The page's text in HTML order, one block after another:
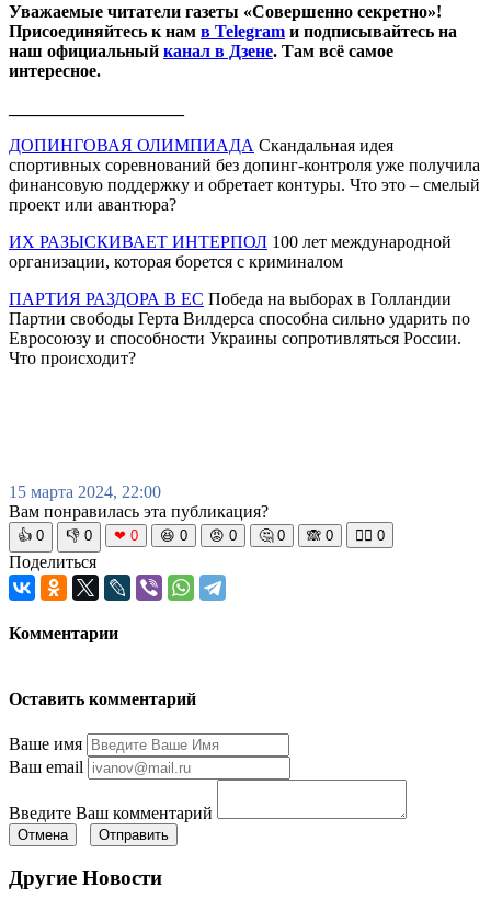
Уважаемые читатели газеты «Совершенно секретно»!
Присоединяйтесь к нам в Telegram и подписывайтесь на
наш официальный канал в Дзене. Там всё самое
интересное.
ДОПИНГОВАЯ ОЛИМПИАДА Скандальная идея
спортивных соревнований без допинг-контроля уже получила
финансовую поддержку и обретает контуры. Что это – смелый
проект или авантюра?
ИХ РАЗЫСКИВАЕТ ИНТЕРПОЛ 100 лет международной
организации, которая борется с криминалом
ПАРТИЯ РАЗДОРА В ЕС Победа на выборах в Голландии
Партии свободы Герта Вилдерса способна сильно ударить по
Евросоюзу и способности Украины сопротивляться России.
Что происходит?
15 марта 2024, 22:00
Вам понравилась эта публикация?
👍 0 👎 0 ❤ 0 😆 0 😡 0 🤔 0 🙈 0 🧘‍♀️ 0
Поделиться
Комментарии
Оставить комментарий
Ваше имя
Ваш email
Введите Ваш комментарий
Отмена Отправить
Другие Новости